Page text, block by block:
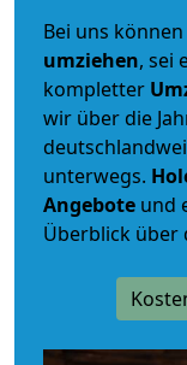
Bei uns können
umziehen, sei
kompletter
wir über die
unterwegs.
Angebote und
Überblick über